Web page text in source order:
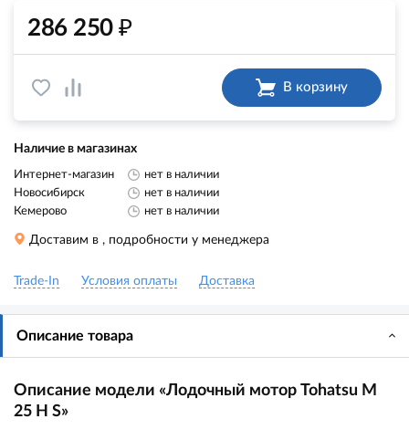
286 250 ₽
В корзину
Наличие в магазинах
Интернет-магазин
нет в наличии
Новосибирск
нет в наличии
Кемерово
нет в наличии
Доставим в , подробности у менеджера
Trade-In Условия оплаты Доставка
Описание товара
Описание модели «Лодочный мотор Tohatsu M
25 H S»